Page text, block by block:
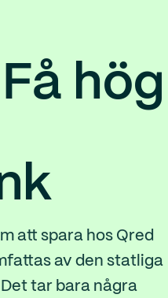
hög
att spara hos Qred
av den statliga
tar bara några